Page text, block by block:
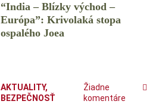
“India – Blízky východ –
Európa”: Krivolaká stopa
ospalého Joea
AKTUALITY,
BEZPEČNOSŤ
Žiadne
komentáre